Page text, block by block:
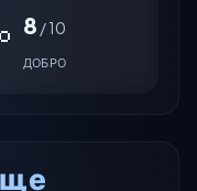
8 / 10
ДОБРО